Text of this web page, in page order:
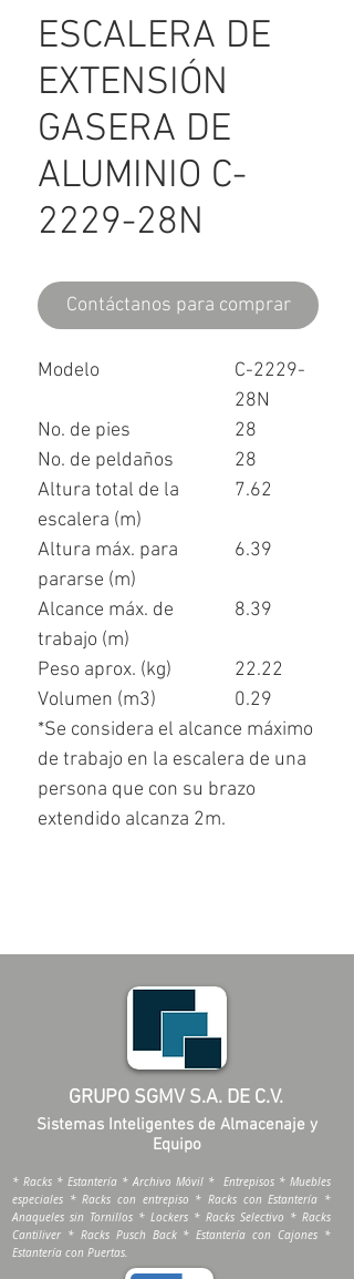
ESCALERA DE
EXTENSIÓN
GASERA DE
ALUMINIO C-
2229-28N
Contáctanos para comprar
Modelo
C-2229-
28N
No. de pies
28
No. de peldaños
28
Altura total de la
escalera (m)
7.62
Altura máx. para
pararse (m)
6.39
Alcance máx. de
trabajo (m)
8.39
Peso aprox. (kg)
22.22
Volumen (m3)
0.29
*Se considera el alcance máximo
de trabajo en la escalera de una
persona que con su brazo
extendido alcanza 2m.
GRUPO SGMV S.A. DE C.V.
Sistemas Inteligentes de Almacenaje y
Equipo
* Racks * Estantería * Archivo Móvil * Entrepisos * Muebles
especiales * Racks con entrepiso * Racks con Estantería *
Anaqueles sin Tornillos * Lockers * Racks Selectivo * Racks
Cantiliver * Racks Pusch Back * Estantería con Cajones *
Estantería con Puertas.